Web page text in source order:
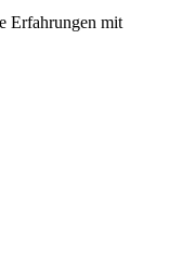
Erfahrungen mit